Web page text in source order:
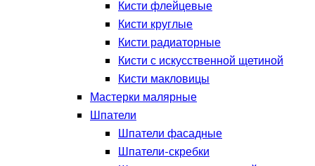
Кисти флейцевые
Кисти круглые
Кисти радиаторные
Кисти с искусственной щетиной
Кисти макловицы
Мастерки малярные
Шпатели
Шпатели фасадные
Шпатели-скребки